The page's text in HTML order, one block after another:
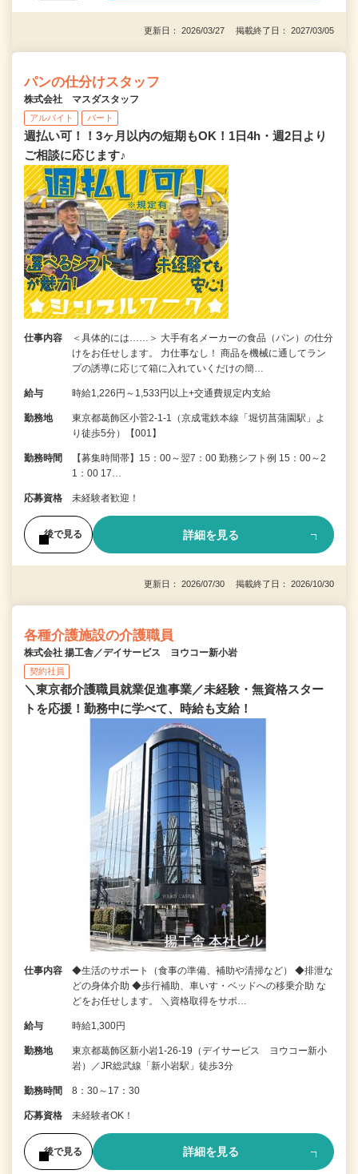
更新日： 2026/03/27 掲載終了日： 2027/03/05
パンの仕分けスタッフ
株式会社 マスダスタッフ
アルバイト パート
週払い可！！3ヶ月以内の短期もOK！1日4h・週2日より
ご相談に応じます♪
仕事内容
＜具体的には……＞ 大手有名メーカーの食品（パン）の仕分
けをお任せします。 力仕事なし！ 商品を機械に通してラン
プの誘導に応じて箱に入れていくだけの簡…
給与 時給1,226円～1,533円以上+交通費規定内支給
勤務地
東京都葛飾区小菅2-1-1（京成電鉄本線「堀切菖蒲園駅」よ
り徒歩5分）【001】
勤務時間
【募集時間帯】15：00～翌7：00 勤務シフト例 15：00～2
1：00 17…
応募資格 未経験者歓迎！
後で見る 詳細を見る
更新日： 2026/07/30 掲載終了日： 2026/10/30
各種介護施設の介護職員
株式会社 揚工舎／デイサービス ヨウコー新小岩
契約社員
＼東京都介護職員就業促進事業／未経験・無資格スター
トを応援！勤務中に学べて、時給も支給！
仕事内容
◆生活のサポート（食事の準備、補助や清掃など） ◆排泄な
どの身体介助 ◆歩行補助、車いす・ベッドへの移乗介助 な
どをお任せします。 ＼資格取得をサポ…
給与 時給1,300円
勤務地
東京都葛飾区新小岩1-26-19（デイサービス ヨウコー新小
岩）／JR総武線「新小岩駅」徒歩3分
勤務時間 8：30～17：30
応募資格 未経験者OK！
後で見る 詳細を見る